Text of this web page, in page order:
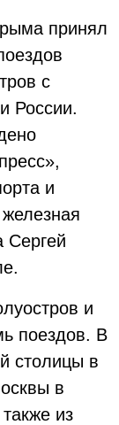
принял
с
России.
и
Сергей
и
поездов. В
столицы в
в
из